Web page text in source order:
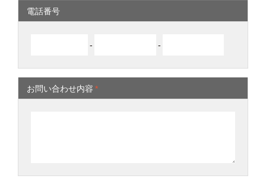
電話番号
- -
お問い合わせ内容 *